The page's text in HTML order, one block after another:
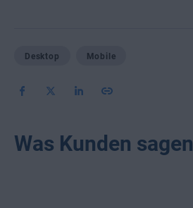
Desktop Mobile
Was Kunden sagen